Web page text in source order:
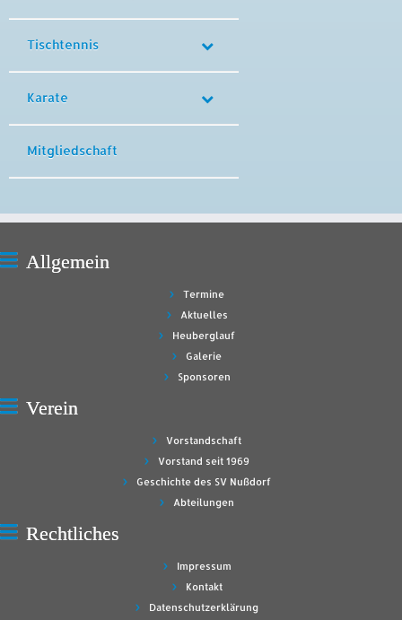
Tischtennis
Karate
Mitgliedschaft
Allgemein
Termine
Aktuelles
Heuberglauf
Galerie
Sponsoren
Verein
Vorstandschaft
Vorstand seit 1969
Geschichte des SV Nußdorf
Abteilungen
Rechtliches
Impressum
Kontakt
Datenschutzerklärung